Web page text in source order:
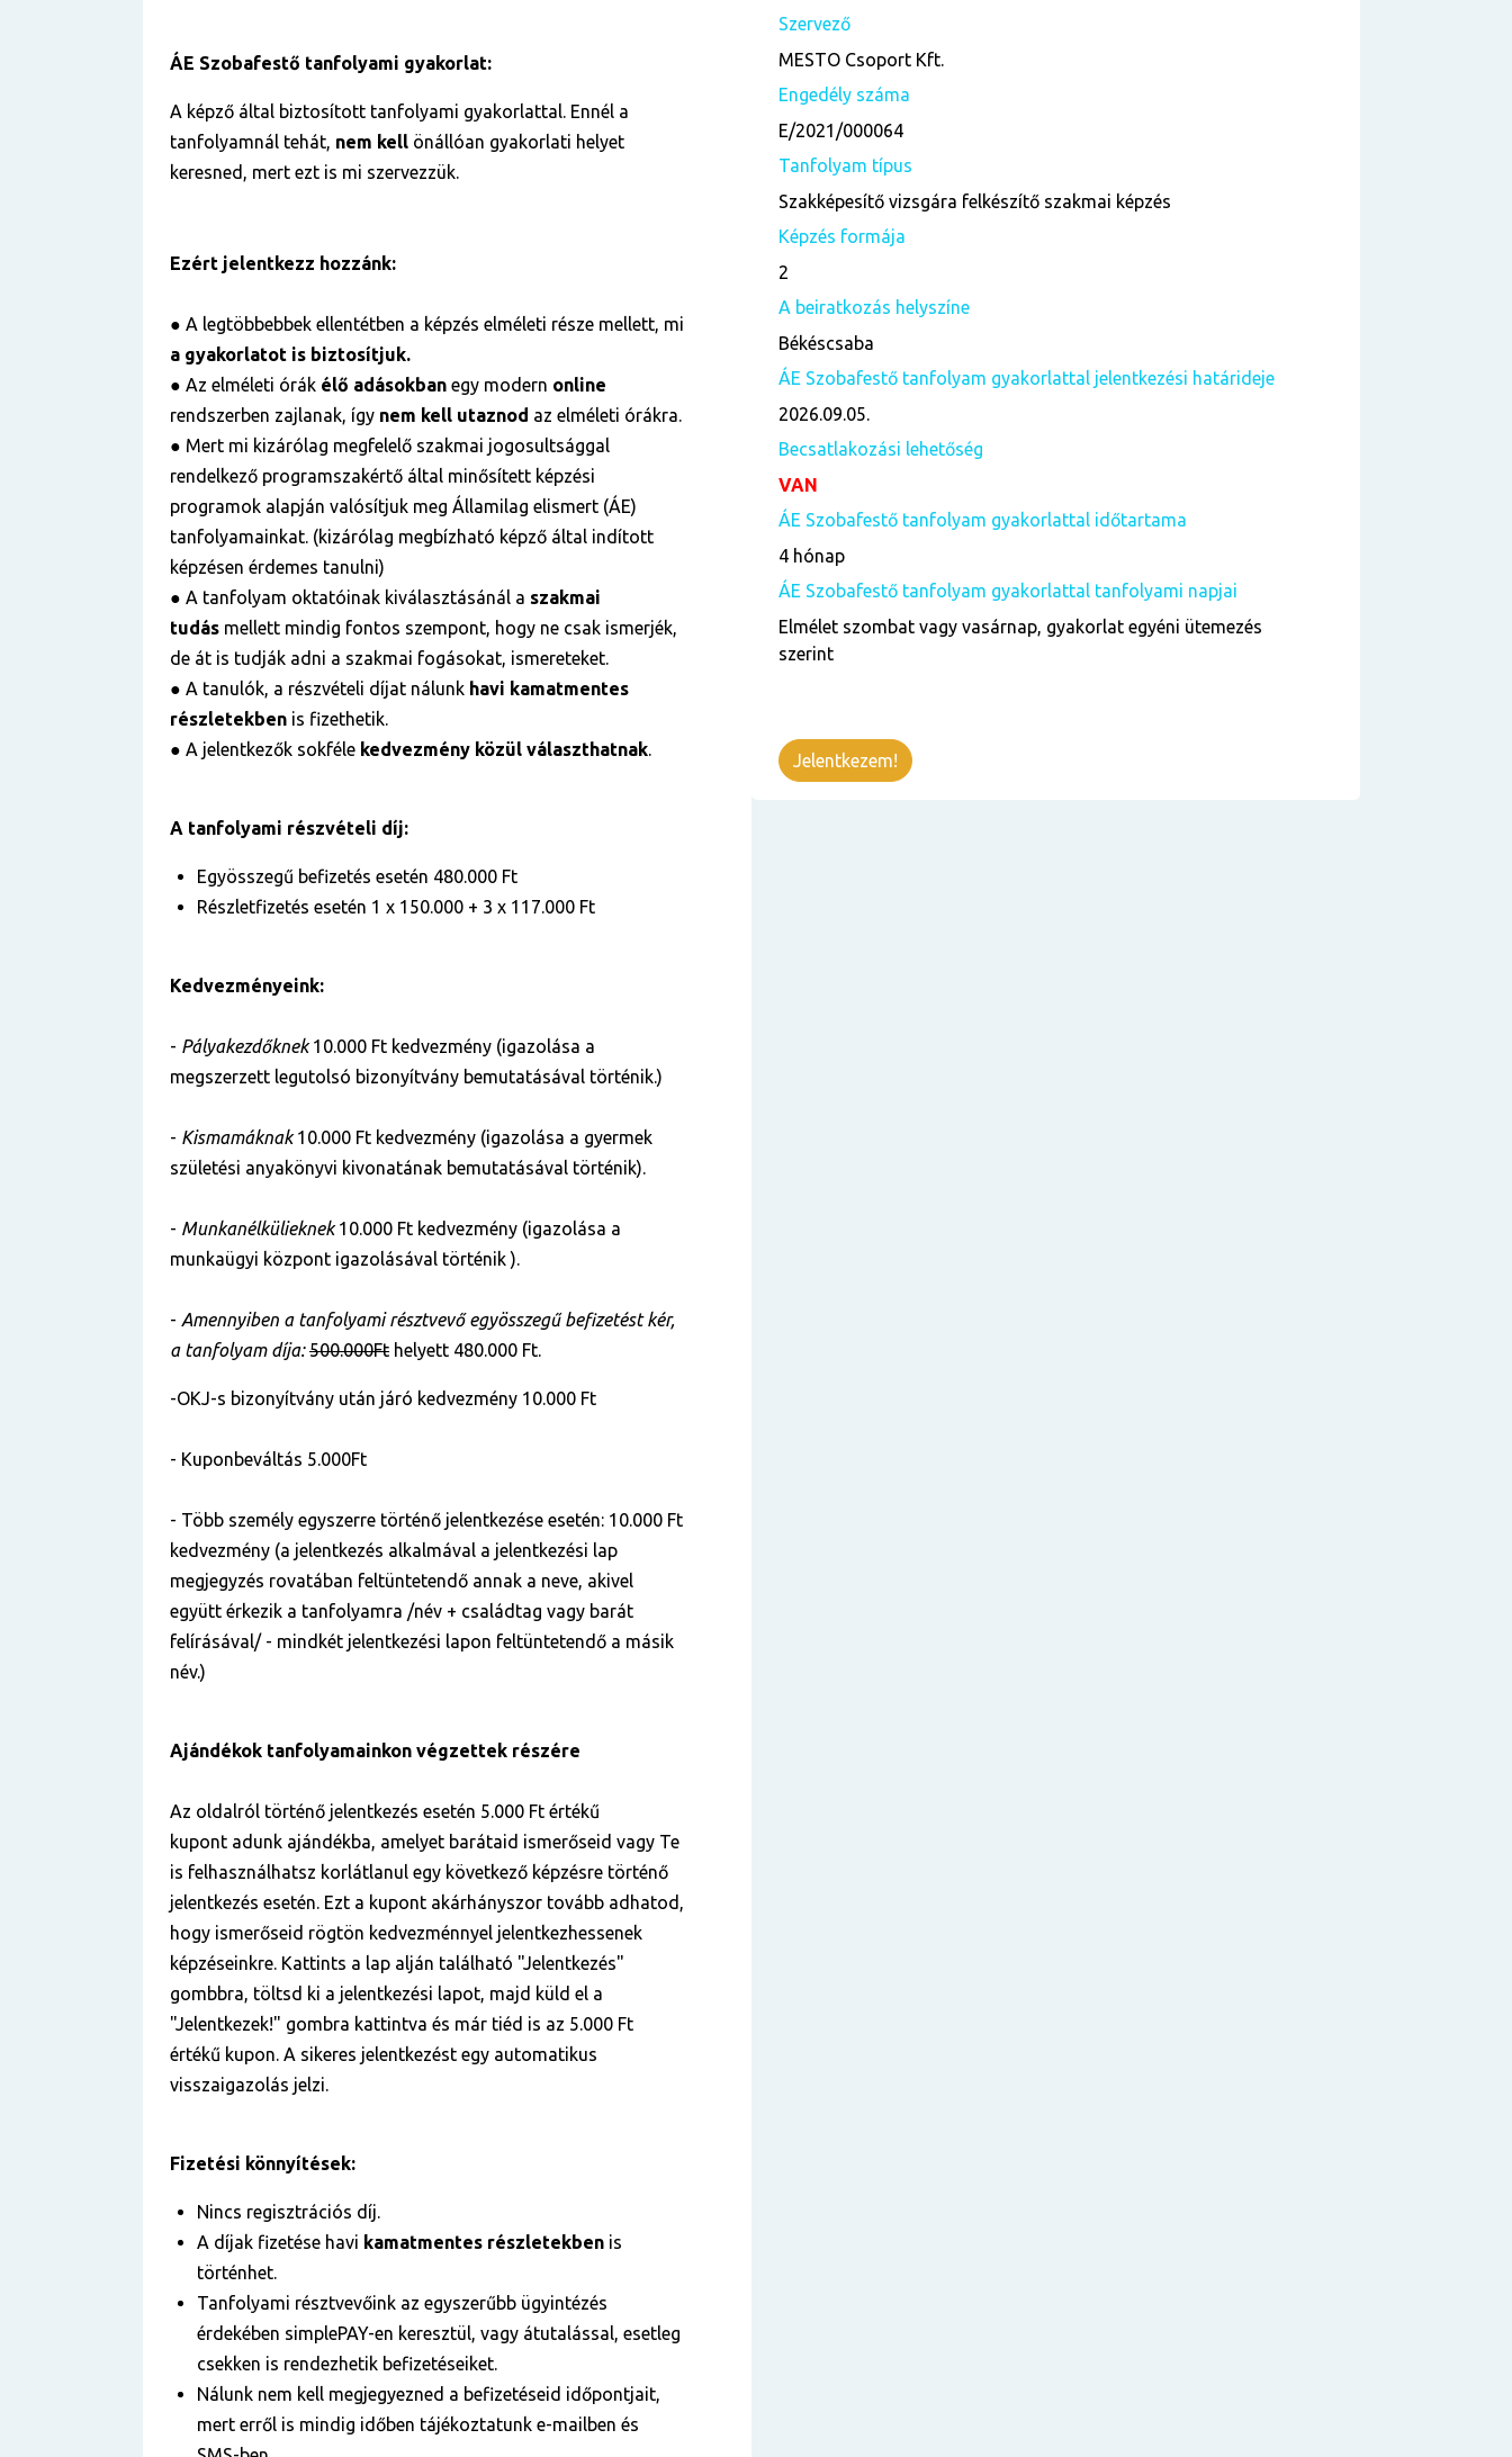
ÁE Szobafestő tanfolyami gyakorlat:
A képző által biztosított tanfolyami gyakorlattal. Ennél a
tanfolyamnál tehát, nem kell önállóan gyakorlati helyet
keresned, mert ezt is mi szervezzük.
Ezért jelentkezz hozzánk:
● A legtöbbebbek ellentétben a képzés elméleti része mellett, mi
a gyakorlatot is biztosítjuk.
● Az elméleti órák élő adásokban egy modern online
rendszerben zajlanak, így nem kell utaznod az elméleti órákra.
● Mert mi kizárólag megfelelő szakmai jogosultsággal
rendelkező programszakértő által minősített képzési
programok alapján valósítjuk meg Államilag elismert (ÁE)
tanfolyamainkat. (kizárólag megbízható képző által indított
képzésen érdemes tanulni)
● A tanfolyam oktatóinak kiválasztásánál a szakmai
tudás mellett mindig fontos szempont, hogy ne csak ismerjék,
de át is tudják adni a szakmai fogásokat, ismereteket.
● A tanulók, a részvételi díjat nálunk havi kamatmentes
részletekben is fizethetik.
● A jelentkezők sokféle kedvezmény közül választhatnak.
A tanfolyami részvételi díj:
Egyösszegű befizetés esetén 480.000 Ft
Részletfizetés esetén 1 x 150.000 + 3 x 117.000 Ft
Kedvezményeink:
- Pályakezdőknek10.000 Ft kedvezmény (igazolása a
megszerzett legutolsó bizonyítvány bemutatásával történik.)
- Kismamáknak10.000 Ft kedvezmény (igazolása a gyermek
születési anyakönyvi kivonatának bemutatásával történik).
- Munkanélkülieknek10.000 Ft kedvezmény (igazolása a
munkaügyi központ igazolásával történik ).
- Amennyiben a tanfolyami résztvevő egyösszegű befizetést kér,
a tanfolyam díja: 500.000Ft helyett 480.000 Ft.
-OKJ-s bizonyítvány után járó kedvezmény 10.000 Ft
- Kuponbeváltás 5.000Ft
- Több személy egyszerre történő jelentkezése esetén: 10.000 Ft
kedvezmény (a jelentkezés alkalmával a jelentkezési lap
megjegyzés rovatában feltüntetendő annak a neve, akivel
együtt érkezik a tanfolyamra /név + családtag vagy barát
felírásával/ - mindkét jelentkezési lapon feltüntetendő a másik
név.)
Ajándékok tanfolyamainkon végzettek részére
Az oldalról történő jelentkezés esetén 5.000 Ft értékű
kupont adunk ajándékba, amelyet barátaid ismerőseid vagy Te
is felhasználhatsz korlátlanul egy következő képzésre történő
jelentkezés esetén. Ezt a kupont akárhányszor tovább adhatod,
hogy ismerőseid rögtön kedvezménnyel jelentkezhessenek
képzéseinkre. Kattints a lap alján található "Jelentkezés"
gombbra, töltsd ki a jelentkezési lapot, majd küld el a
"Jelentkezek!" gombra kattintva és már tiéd is az 5.000 Ft
értékű kupon. A sikeres jelentkezést egy automatikus
visszaigazolás jelzi.
Fizetési könnyítések:
Nincs regisztrációs díj.
A díjak fizetése havi kamatmentes részletekben is
történhet.
Tanfolyami résztvevőink az egyszerűbb ügyintézés
érdekében simplePAY-en keresztül, vagy átutalással, esetleg
csekken is rendezhetik befizetéseiket.
Nálunk nem kell megjegyezned a befizetéseid időpontjait,
mert erről is mindig időben tájékoztatunk e-mailben és
Szervező
MESTO Csoport Kft.
Engedély száma
E/2021/000064
Tanfolyam típus
Szakképesítő vizsgára felkészítő szakmai képzés
Képzés formája
2
A beiratkozás helyszíne
Békéscsaba
ÁE Szobafestő tanfolyam gyakorlattal jelentkezési határideje
2026.09.05.
Becsatlakozási lehetőség
VAN
ÁE Szobafestő tanfolyam gyakorlattal időtartama
4 hónap
ÁE Szobafestő tanfolyam gyakorlattal tanfolyami napjai
Elmélet szombat vagy vasárnap, gyakorlat egyéni ütemezés
szerint
Jelentkezem!